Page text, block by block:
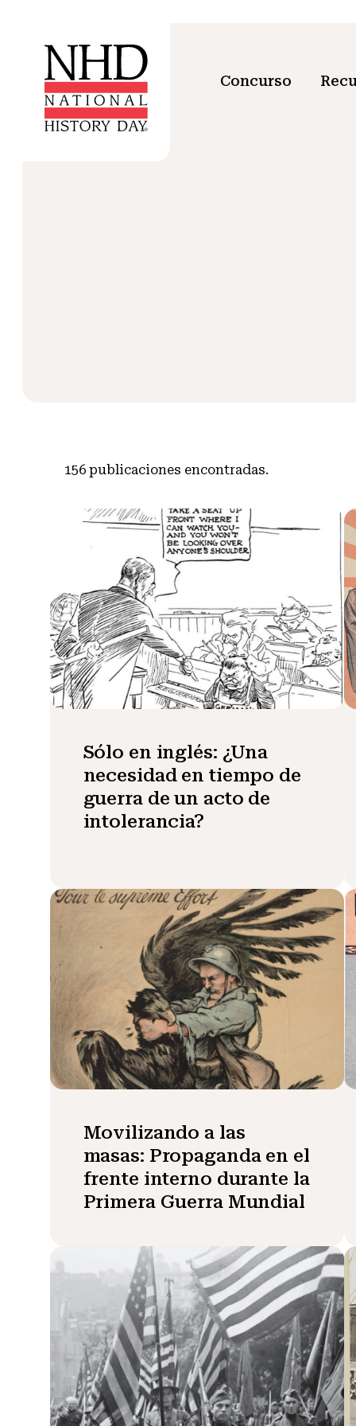
Concurso
156 publicaciones encontradas.
Sólo en inglés: ¿Una
necesidad en tiempo de
guerra de un acto de
intolerancia?
Movilizando a las
masas: Propaganda en el
frente interno durante la
Primera Guerra Mundial